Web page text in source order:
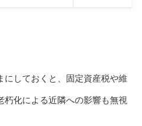
にしておくと、固定資産税や維
化による近隣への影響も無視